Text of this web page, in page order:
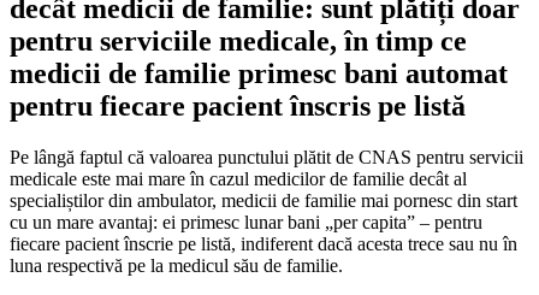
decât medicii de familie: sunt plătiți doar
pentru serviciile medicale, în timp ce
medicii de familie primesc bani automat
pentru fiecare pacient înscris pe listă
Pe lângă faptul că valoarea punctului plătit de CNAS pentru servicii
medicale este mai mare în cazul medicilor de familie decât al
specialiștilor din ambulator, medicii de familie mai pornesc din start
cu un mare avantaj: ei primesc lunar bani „per capita” – pentru
fiecare pacient înscrie pe listă, indiferent dacă acesta trece sau nu în
luna respectivă pe la medicul său de familie.